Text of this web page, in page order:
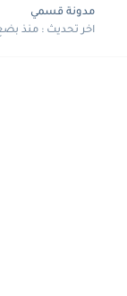
مدونة قسمي
اخر تحديث :منذ